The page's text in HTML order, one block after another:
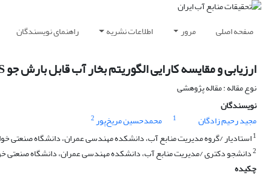
صفحه اصلی مرور اطلاعات نشریه راهنمای نویسندگان
ارزیابی و مقایسه کارایی الگوریتم بخار آب قابل بارش جو MODIS و AMSR2 در سطح خشکی در نیمه غربی ایران
نوع مقاله : مقاله پژوهشی
نویسندگان
مجید رحیم زادگان
1 محمدحسین مریخ‌پور2
1استادیار /گروه مدیریت منابع آب، دانشکده مهندسی عمران، دانشگاه صنعتی
2دانشجو دکتری /مدیریت منابع آب، دانشکده مهندسی عمران، دانشگاه صنعتی
چکیده